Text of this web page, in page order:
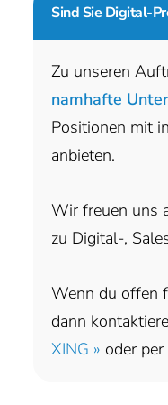
Sind Sie Digital-
Zu unseren
namhafte
Positionen mit
anbieten.
Wir freuen uns
zu Digital-,
Wenn du offen
dann
XING » oder per